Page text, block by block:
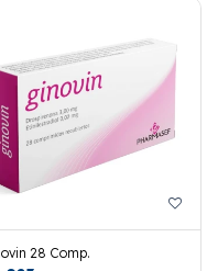
28 Comp.